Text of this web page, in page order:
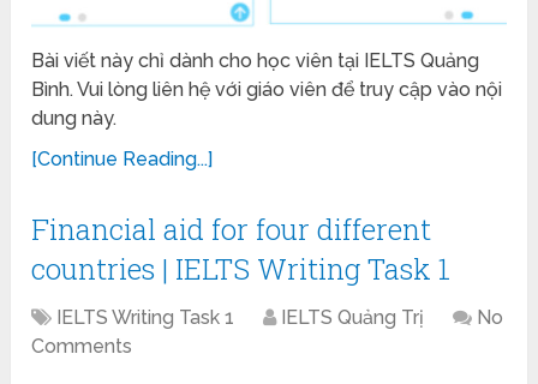
Bài viết này chỉ dành cho học viên tại IELTS Quảng
Bình. Vui lòng liên hệ với giáo viên để truy cập vào nội
dung này.
[Continue Reading...]
Financial aid for four different
countries | IELTS Writing Task 1
IELTS Writing Task 1 IELTS Quảng Trị
No
Comments